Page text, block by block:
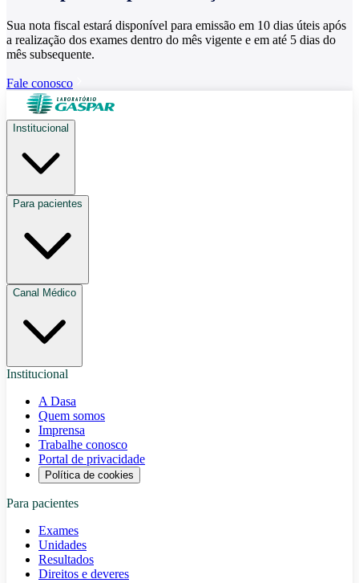
Sua nota fiscal estará disponível para emissão em 10 dias úteis após
a realização dos exames dentro do mês vigente e em até 5 dias do
mês subsequente.
Fale conosco
Institucional
Para pacientes
Canal Médico
Institucional
A Dasa
Quem somos
Imprensa
Trabalhe conosco
Portal de privacidade
Política de cookies
Para pacientes
Exames
Unidades
Resultados
Direitos e deveres